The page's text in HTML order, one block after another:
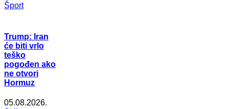
Šport
Trump: Iran
će biti vrlo
teško
pogođen ako
ne otvori
Hormuz
05.08.2026.